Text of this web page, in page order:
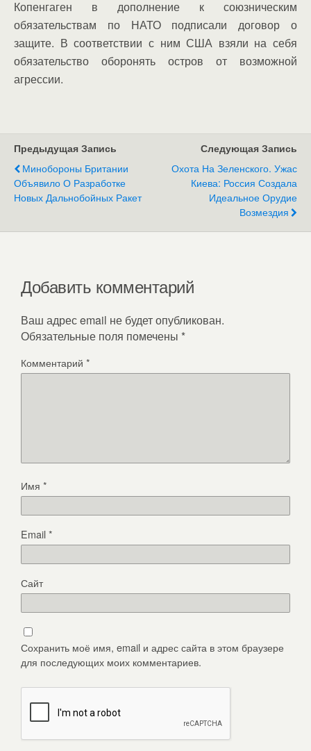
Копенгаген в дополнение к союзническим
обязательствам по НАТО подписали договор о
защите. В соответствии с ним США взяли на себя
обязательство оборонять остров от возможной
агрессии.
Предыдущая Запись
Минобороны Британии
Объявило О Разработке
Новых Дальнобойных Ракет
Следующая Запись
Охота На Зеленского. Ужас
Киева: Россия Создала
Идеальное Орудие
Возмездия
Добавить комментарий
Ваш адрес email не будет опубликован.
Обязательные поля помечены *
Комментарий *
Имя *
Email*
Сайт
Сохранить моё имя, email и адрес сайта в этом браузере
для последующих моих комментариев.